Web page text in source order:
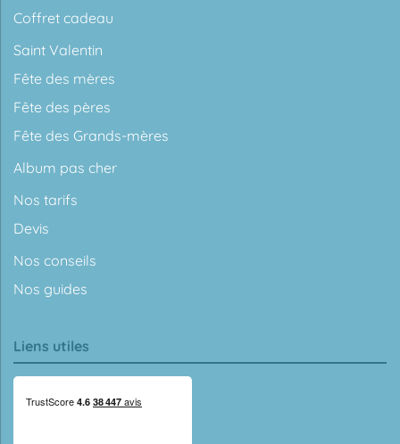
Coffret cadeau
Saint Valentin
Fête des mères
Fête des pères
Fête des Grands-mères
Album pas cher
Nos tarifs
Devis
Nos conseils
Nos guides
Liens utiles